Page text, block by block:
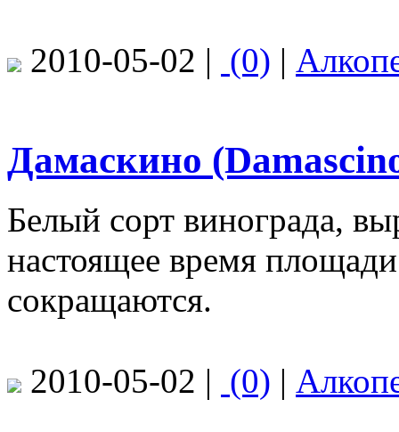
2010-05-02 | (0) |
Дамаскино
Белый сорт винограда,
настоящее время
сокращаются.
2010-05-02 | (0) |